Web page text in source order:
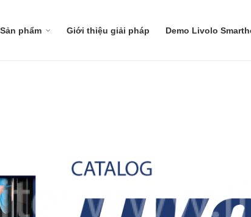
Sản phẩm Giới thiệu giải pháp Demo Livolo